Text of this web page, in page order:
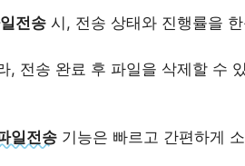
전송 시, 전송 상태와 진행률을
, 전송 완료 후 파일을 삭제할 수
일전송 기능은 빠르고 간편하게